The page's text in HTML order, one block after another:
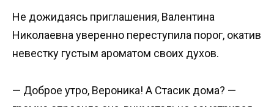
Не дожидаясь приглашения, Валентина
Николаевна уверенно переступила порог, окатив
невестку густым ароматом своих духов.
— Доброе утро, Вероника! А Стасик дома? —